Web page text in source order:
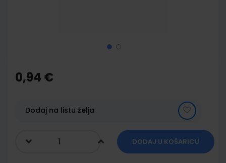
the
beginning
gallery
0,94 €
Dodaj na listu želja
DODAJ U KOŠARICU